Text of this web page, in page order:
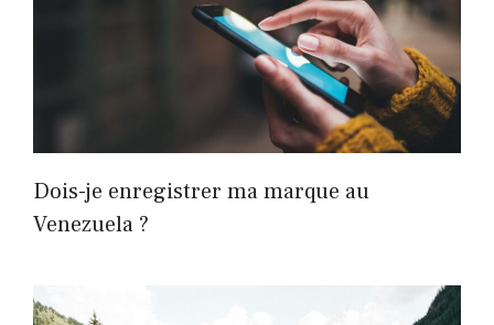
Dois-je enregistrer ma marque au
Venezuela ?